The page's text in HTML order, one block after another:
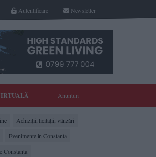
Newsletter
Autentificare
Anunturi
Achiziții, licitații, vânzări
Evenimente in Constanta
Constanta